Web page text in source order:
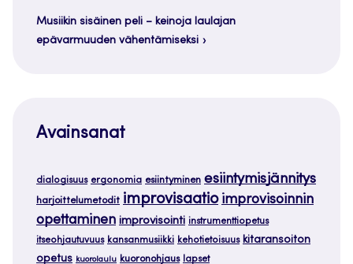
Musiikin sisäinen peli – keinoja laulajan
epävarmuuden vähentämiseksi
Avainsanat
dialogisuus ergonomia esiintyminen esiintymisjännitys
harjoittelumetodit improvisaatio improvisoinnin
opettaminen improvisointi instrumenttiopetus
itseohjautuvuus kansanmusiikki kehotietoisuus kitaransoiton
opetus kuorolaulu kuoronohjaus lapset